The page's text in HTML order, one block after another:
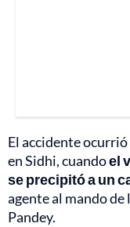
El accidente
en Sidhi, cuandoel
se precipitó a un
agente al mando
Pandey.